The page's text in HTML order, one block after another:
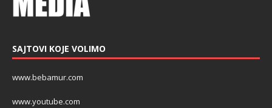
SAJTOVI KOJE VOLIMO
www.bebamur.com
www.youtube.com